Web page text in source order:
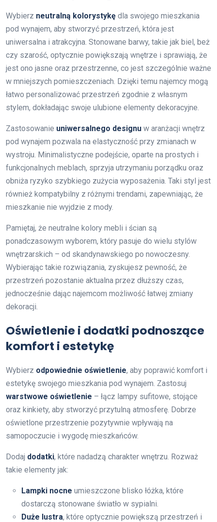
Wybierz neutralną kolorystykę dla swojego mieszkania
pod wynajem, aby stworzyć przestrzeń, która jest
uniwersalna i atrakcyjna. Stonowane barwy, takie jak biel, beż
czy szarość, optycznie powiększają wnętrze i sprawiają, że
jest ono jasne oraz przestrzenne, co jest szczególnie ważne
w mniejszych pomieszczeniach. Dzięki temu najemcy mogą
łatwo personalizować przestrzeń zgodnie z własnym
stylem, dokładając swoje ulubione elementy dekoracyjne.
Zastosowanie uniwersalnego designu w aranżacji wnętrz
pod wynajem pozwala na elastyczność przy zmianach w
wystroju. Minimalistyczne podejście, oparte na prostych i
funkcjonalnych meblach, sprzyja utrzymaniu porządku oraz
obniża ryzyko szybkiego zużycia wyposażenia. Taki styl jest
również kompatybilny z różnymi trendami, zapewniając, że
mieszkanie nie wyjdzie z mody.
Pamiętaj, że neutralne kolory mebli i ścian są
ponadczasowym wyborem, który pasuje do wielu stylów
wnętrzarskich – od skandynawskiego po nowoczesny.
Wybierając takie rozwiązania, zyskujesz pewność, że
przestrzeń pozostanie aktualna przez dłuższy czas,
jednocześnie dając najemcom możliwość łatwej zmiany
dekoracji.
Oświetlenie i dodatki podnoszące
komfort i estetykę
Wybierz odpowiednie oświetlenie, aby poprawić komfort i
estetykę swojego mieszkania pod wynajem. Zastosuj
warstwowe oświetlenie – łącz lampy sufitowe, stojące
oraz kinkiety, aby stworzyć przytulną atmosferę. Dobrze
oświetlone przestrzenie pozytywnie wpływają na
samopoczucie i wygodę mieszkańców.
Dodaj dodatki, które nadadzą charakter wnętrzu. Rozważ
takie elementy jak:
Lampki nocne umieszczone blisko łóżka, które
dostarczą stonowane światło w sypialni.
Duże lustra, które optycznie powiększą przestrzeń i